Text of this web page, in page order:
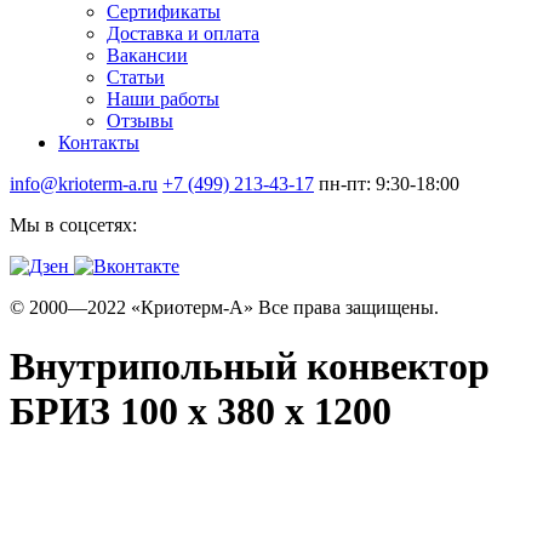
Сертификаты
Доставка и оплата
Вакансии
Статьи
Наши работы
Отзывы
Контакты
info@krioterm-a.ru +7 (499) 213-43-17 пн-пт: 9:30-18:00
Мы в соцсетях:
© 2000—2022 «Криотерм-А» Все права защищены.
Внутрипольный конвектор
БРИЗ 100 х 380 х 1200